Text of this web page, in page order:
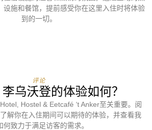
设施和餐馆，提前感受你在这里入住时将体验
到的一切。
评论
乌沃登的体验如何？
Hostel & Eetcafé ‘t Anker至关重要。阅
解你在入住期间可以期待的体验，并查看我
何致力于满足访客的需求。